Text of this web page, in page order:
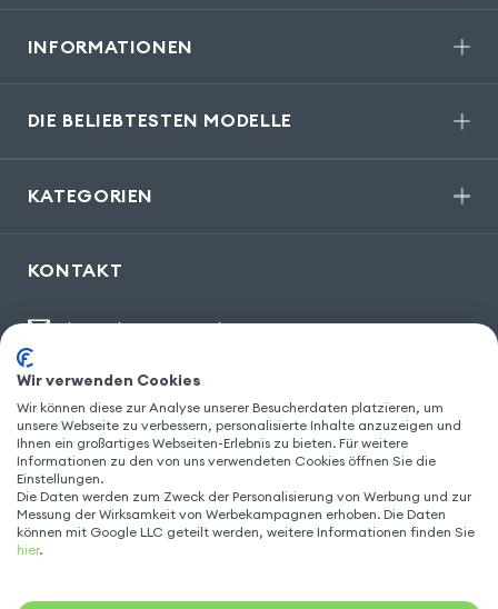
INFORMATIONEN
DIE BELIEBTESTEN MODELLE
KATEGORIEN
KONTAKT
kontakt@gsm55.de
30, bis rue Girard
FOLGEN SIE UNS
Wir verwenden Cookies
Wir können diese zur Analyse unserer Besucherdaten platzieren, um
unsere Webseite zu verbessern, personalisierte Inhalte anzuzeigen und
Ihnen ein großartiges Webseiten-Erlebnis zu bieten. Für weitere
Informationen zu den von uns verwendeten Cookies öffnen Sie die
Einstellungen.
Die Daten werden zum Zweck der Personalisierung von Werbung und zur
Messung der Wirksamkeit von Werbekampagnen erhoben. Die Daten
können mit Google LLC geteilt werden, weitere Informationen finden Sie
hier.